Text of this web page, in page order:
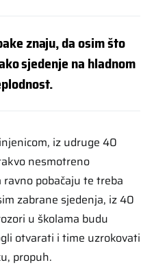
znaju, da osim što
sjedenje na hladnom
iz udruge 40
nesmotreno
pobačaju te treba
zabrane sjedenja, iz 40
u školama budu
otvarati i time uzrokovati
propuh.